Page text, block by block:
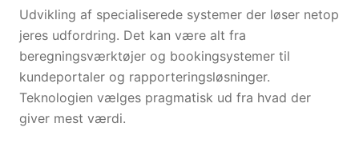
Udvikling af specialiserede systemer der løser netop
jeres udfordring. Det kan være alt fra
beregningsværktøjer og bookingsystemer til
kundeportaler og rapporteringsløsninger.
Teknologien vælges pragmatisk ud fra hvad der
giver mest værdi.